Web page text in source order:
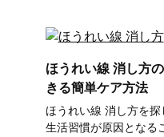
ほうれい線 消し方
きる簡単ケア方法
ほうれい線 消し方を
生活習慣が原因となる